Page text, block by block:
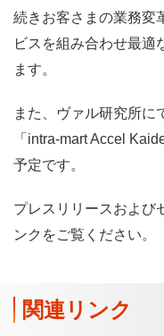
続きお客さまの業務変
ビスを組み合わせ最適
ます。
また、ヴァル研究所に
「intra-mart Accel
予定です。
プレスリリースおよび
ンクをご覧ください。
関連リンク